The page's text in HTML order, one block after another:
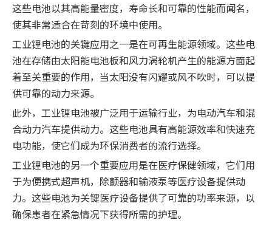
这些电池以其高能量密度，寿命长和可靠的性能而闻名，
使其非常适合在苛刻的环境中使用。
工业锂电池的关键应用之一是在可再生能源领域。这些电
池在存储由太阳能电池板和风力涡轮机产生的能源方面起
着至关重要的作用，当太阳没有闪耀或风不吹时，可以提
供可靠的动力来源。
此外，工业锂电池被广泛用于运输行业，为电动汽车和混
合动力汽车提供动力。这些电池具有高能源效率和快速充
电功能，使它们成为环保消费者的流行选择。
工业锂电池的另一个重要应用是在医疗保健领域，它们用
于为便携式超声机，除颤器和输液泵等医疗设备提供动
力。这些电池为关键医疗设备提供了可靠的功率来源，以
确保患者在紧急情况下获得所需的护理。